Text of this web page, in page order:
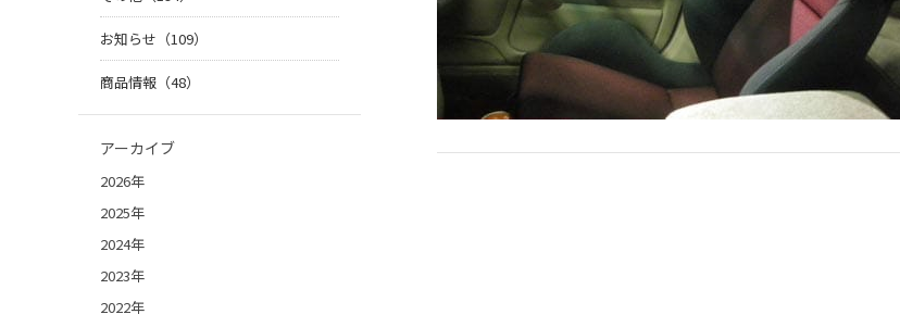
お知らせ（109）
商品情報（48）
アーカイブ
2026年
2025年
2024年
2023年
2022年